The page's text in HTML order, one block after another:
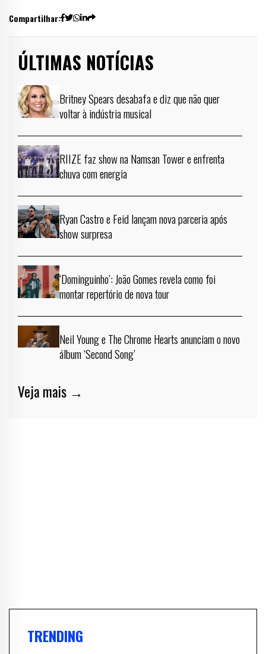
Compartilhar:
ÚLTIMAS NOTÍCIAS
Britney Spears desabafa e diz que não quer
voltar à indústria musical
RIIZE faz show na Namsan Tower e enfrenta
chuva com energia
Ryan Castro e Feid lançam nova parceria após
show surpresa
‘Dominguinho’: João Gomes revela como foi
montar repertório de nova tour
Neil Young e The Chrome Hearts anunciam o novo
álbum ‘Second Song’
Veja mais →
TRENDING